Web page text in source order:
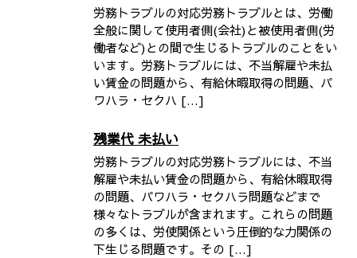
労務トラブルの対応労務トラブルとは、労働
全般に関して使用者側(会社)と被使用者側(労
働者など)との間で生じるトラブルのことをい
います。労務トラブルには、不当解雇や未払
い賃金の問題から、有給休暇取得の問題、パ
ワハラ・セクハ […]
残業代 未払い
労務トラブルの対応労務トラブルには、不当
解雇や未払い賃金の問題から、有給休暇取得
の問題、パワハラ・セクハラ問題などまで
様々なトラブルが含まれます。これらの問題
の多くは、労使関係という圧倒的な力関係の
下生じる問題です。その […]